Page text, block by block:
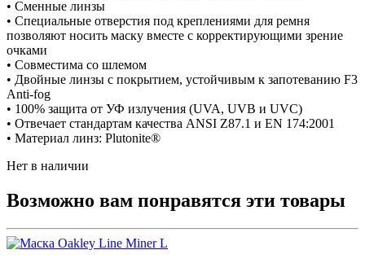
• Сменные линзы
• Специальные отверстия под креплениями для ремня
позволяют носить маску вместе с корректирующими зрение
очками
• Совместима со шлемом
• Двойные линзы с покрытием, устойчивым к запотеванию F3
Anti-fog
• 100% защита от УФ излучения (UVA, UVB и UVC)
• Отвечает стандартам качества ANSI Z87.1 и EN 174:2001
• Материал линз: Plutonite®
Нет в наличии
Возможно вам понравятся эти товары